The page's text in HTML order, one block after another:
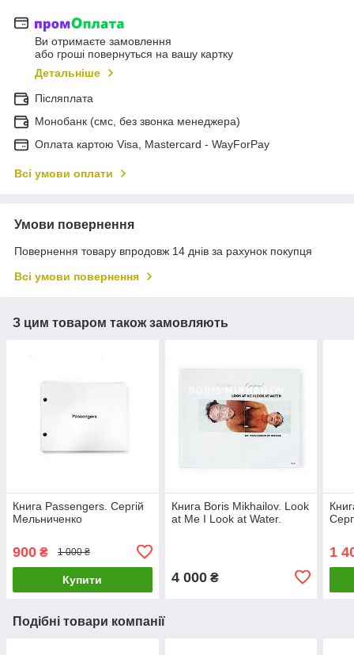
Ви отримаєте замовлення
або гроші повернуться на вашу картку
Детальніше
Післяплата
Монобанк (смс, без звонка менеджера)
Оплата картою Visa, Mastercard - WayForPay
Всі умови оплати
Умови повернення
Повернення товару впродовж 14 днів за рахунок покупця
Всі умови повернення
З цим товаром також замовляють
Книга Passengers. Сергій
Мельниченко
900 ₴ 1 000 ₴
Купити
Книга Boris Mikhailov. Look
at Me I Look at Water.
4 000₴
1
Подібні товари компанії